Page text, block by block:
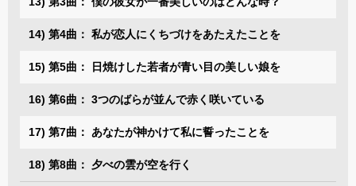
14) 第4曲： 私が恋人にくちづけをあたえたことを
15) 第5曲： 日焼けした若者が青い目の美しい娘を
16) 第6曲： 3つのばらが並んで赤く咲いている
17) 第7曲： あなたが神かけて私に誓ったことを
18) 第8曲： 夕べの雲が空を行く